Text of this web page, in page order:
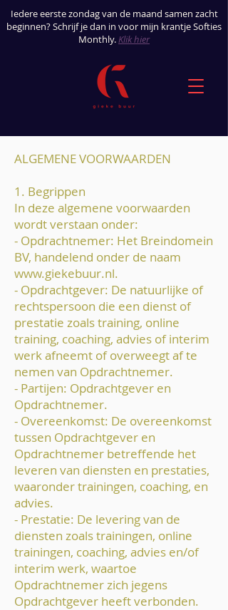
Iedere eerste zondag van de maand samen zacht
beginnen? Schrijf je dan in voor mijn krantje Softies
Monthly.Klik hier
ALGEMENE VOORWAARDEN
1. Begrippen
In deze algemene voorwaarden
wordt verstaan onder:
- Opdrachtnemer: Het Breindomein
BV, handelend onder de naam
www.giekebuur.nl.
- Opdrachtgever: De natuurlijke of
rechtspersoon die een dienst of
prestatie zoals training, online
training, coaching, advies of interim
werk afneemt of overweegt af te
nemen van Opdrachtnemer.
- Partijen: Opdrachtgever en
Opdrachtnemer.
- Overeenkomst: De overeenkomst
tussen Opdrachtgever en
Opdrachtnemer betreffende het
leveren van diensten en prestaties,
waaronder trainingen, coaching, en
advies.
- Prestatie: De levering van de
diensten zoals trainingen, online
trainingen, coaching, advies en/of
interim werk, waartoe
Opdrachtnemer zich jegens
Opdrachtgever heeft verbonden.